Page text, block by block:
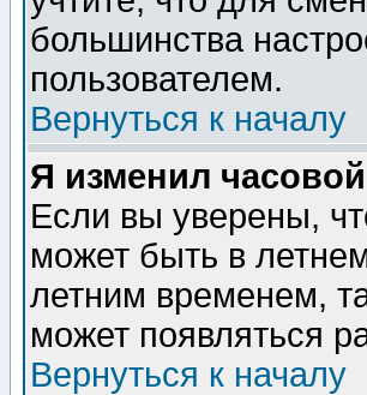
большинства
пользователем.
Вернуться к началу
Я изменил
Если вы уверены,
может быть в
летним временем,
может появляться
Вернуться к началу